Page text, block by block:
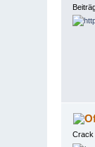
Crack